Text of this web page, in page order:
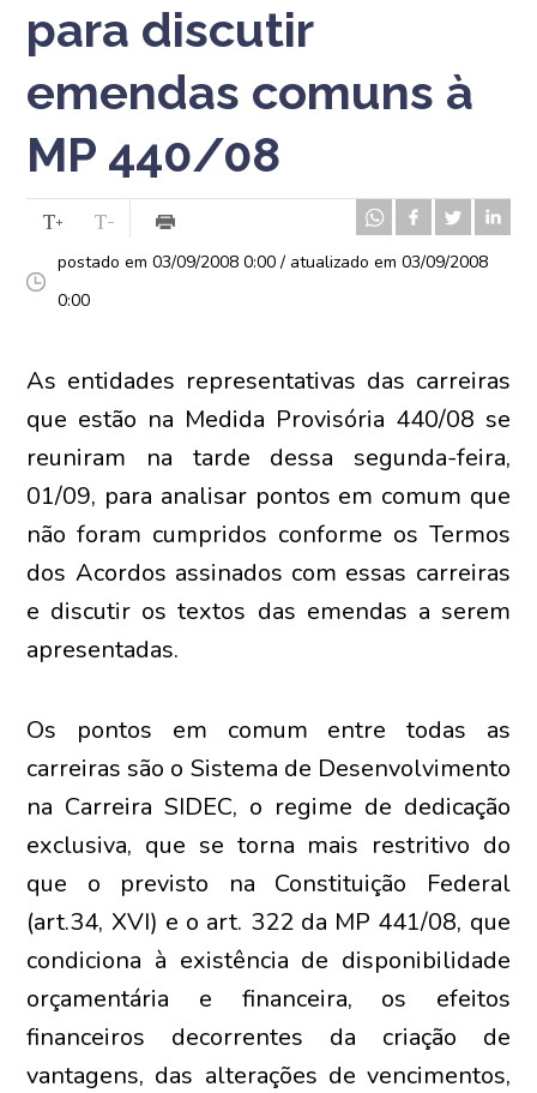
para discutir
emendas comuns à
MP 440/08
postado em 03/09/2008 0:00 / atualizado em 03/09/2008
0:00
As entidades representativas das carreiras
que estão na Medida Provisória 440/08 se
reuniram na tarde dessa segunda-feira,
01/09, para analisar pontos em comum que
não foram cumpridos conforme os Termos
dos Acordos assinados com essas carreiras
e discutir os textos das emendas a serem
apresentadas.
Os pontos em comum entre todas as
carreiras são o Sistema de Desenvolvimento
na Carreira SIDEC, o regime de dedicação
exclusiva, que se torna mais restritivo do
que o previsto na Constituição Federal
(art.34, XVI) e o art. 322 da MP 441/08, que
condiciona à existência de disponibilidade
orçamentária e financeira, os efeitos
financeiros decorrentes da criação de
vantagens, das alterações de vencimentos,